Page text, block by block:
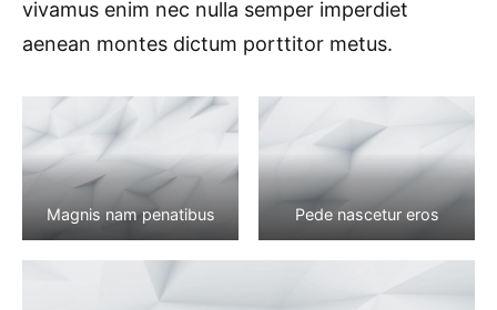
vivamus enim nec nulla semper imperdiet
aenean montes dictum porttitor metus.
Magnis nam penatibus Pede nascetur eros